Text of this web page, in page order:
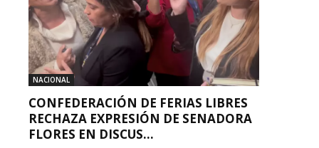
NACIONAL
CONFEDERACIÓN DE FERIAS LIBRES
RECHAZA EXPRESIÓN DE SENADORA
FLORES EN DISCUS...